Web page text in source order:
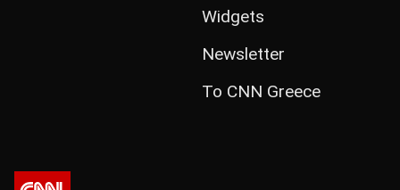
Widgets
Newsletter
Το CNN Greece